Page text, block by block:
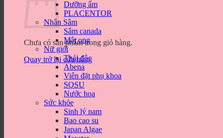
Chưa có sản phẩm trong giỏ hàng.
Quay trở lại cửa hàng
Dưỡng ẩm
PLACENTOR
Nhân Sâm
Sâm canada
Mật ong
Nữ giới
Thải độc
Abena
Viên đặt phụ khoa
SOSU
Nước hoa
Sức khỏe
Sinh lý nam
Bao cao su
Japan Algae